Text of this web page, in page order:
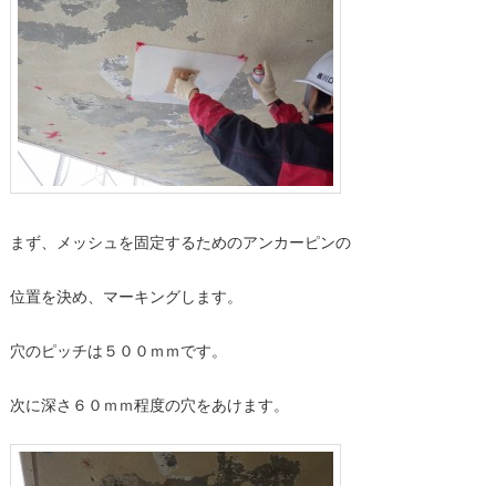
まず、メッシュを固定するためのアンカーピンの
位置を決め、マーキングします。
穴のピッチは５００ｍｍです。
次に深さ６０ｍｍ程度の穴をあけます。